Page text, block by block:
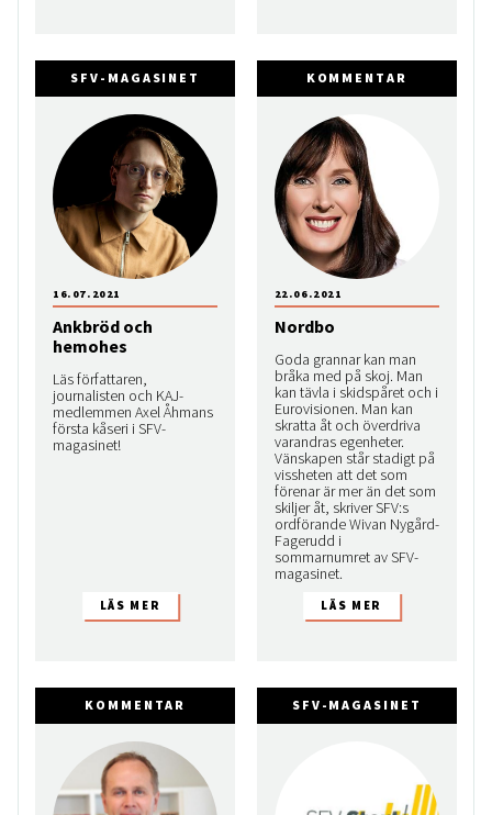
SFV-MAGASINET
Ankbröd och
hemohes
Läs författaren,
journalisten och KAJ-
medlemmen Axel Åhmans
första kåseri i SFV-
magasinet!
16.07.2021
KOMMENTAR
Nordbo
Goda grannar kan man
bråka med på skoj. Man
kan tävla i skidspåret och i
Eurovisionen. Man kan
skratta åt och överdriva
varandras egenheter.
Vänskapen står stadigt på
vissheten att det som
förenar är mer än det som
skiljer åt, skriver SFV:s
ordförande Wivan Nygård-
Fagerudd i
sommarnumret av SFV-
magasinet.
22.06.2021
KOMMENTAR SFV-MAGASINET